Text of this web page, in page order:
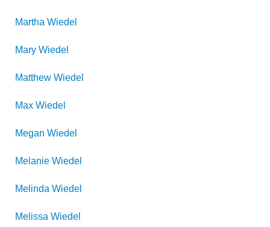
Martha Wiedel
Mary Wiedel
Matthew Wiedel
Max Wiedel
Megan Wiedel
Melanie Wiedel
Melinda Wiedel
Melissa Wiedel